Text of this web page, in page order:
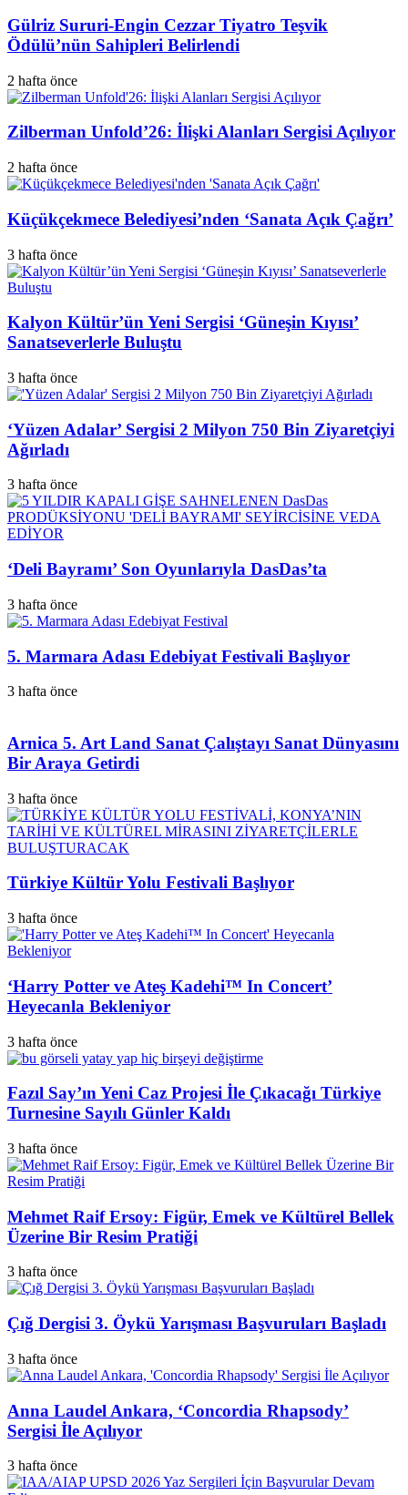
Gülriz Sururi-Engin Cezzar Tiyatro Teşvik
Ödülü’nün Sahipleri Belirlendi
2 hafta önce
Zilberman Unfold’26: İlişki Alanları Sergisi Açılıyor
2 hafta önce
Küçükçekmece Belediyesi’nden ‘Sanata Açık Çağrı’
3 hafta önce
Kalyon Kültür’ün Yeni Sergisi ‘Güneşin Kıyısı’
Sanatseverlerle Buluştu
3 hafta önce
‘Yüzen Adalar’ Sergisi 2 Milyon 750 Bin Ziyaretçiyi
Ağırladı
3 hafta önce
‘Deli Bayramı’ Son Oyunlarıyla DasDas’ta
3 hafta önce
5. Marmara Adası Edebiyat Festivali Başlıyor
3 hafta önce
Arnica 5. Art Land Sanat Çalıştayı Sanat Dünyasını
Bir Araya Getirdi
3 hafta önce
Türkiye Kültür Yolu Festivali Başlıyor
3 hafta önce
‘Harry Potter ve Ateş Kadehi™ In Concert’
Heyecanla Bekleniyor
3 hafta önce
Fazıl Say’ın Yeni Caz Projesi İle Çıkacağı Türkiye
Turnesine Sayılı Günler Kaldı
3 hafta önce
Mehmet Raif Ersoy: Figür, Emek ve Kültürel Bellek
Üzerine Bir Resim Pratiği
3 hafta önce
Çığ Dergisi 3. Öykü Yarışması Başvuruları Başladı
3 hafta önce
Anna Laudel Ankara, ‘Concordia Rhapsody’
Sergisi İle Açılıyor
3 hafta önce